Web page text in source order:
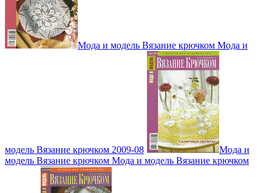
Мода и модель Вязание крючком Мода и
модель Вязание крючком 2009-08
Мода и
модель Вязание крючком Мода и модель Вязание крючком